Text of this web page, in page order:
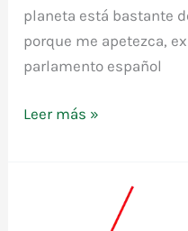
planeta está bastante
porque me apetezca,
parlamento español
Leer más »